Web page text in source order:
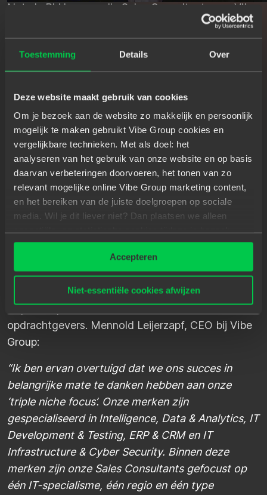
Toestemming Details Over
Deze website maakt gebruik van cookies
Om je bezoek aan de website zo makkelijk en persoonlijk
mogelijk te maken gebruikt Vibe Group cookies en
vergelijkbare technieken. Met als doel: het
analyseren van het gebruik van onze website en op basis
daarvan verbeteringen doorvoeren, het tonen van zo
relevant mogelijke online Vibe Group marketing content,
en het bereiken van de juiste doelgroepen op sociale
media. Wil je dit liever niet? Dan plaatsen we alleen
essentiële- en statistische cookies tijdens je bezoek.
Meer weten? Klik hierboven op 'Details' of lees onze
Accepteren
Niet-essentiële cookies afwijzen
Net als Phi kennen alle Sales Consultants van Vibe
Group hun opdrachtgevers door en door. Alleen zo
wordt de perfecte kandidaat gevonden.
werknemer voor hen ben. Daarnaast vind ik
persoonlijk contact belangrijk. Dankzij de goede
communicatie en feedback begrepen we elkaar
gedurende het proces steeds beter. Dit heeft
bijgedragen aan het succes van de match.” , legt
Phi uit.​
CHE FO
Door onze triple niche focus kunnen we perfect
inspelen op de behoeftes van onze
opdrachtgevers. Mennold Leijerzapf, CEO bij Vibe
Group:
“Ik ben ervan overtuigd dat we ons succes in
belangrijke mate te danken hebben aan onze
‘triple niche focus’. Onze merken zijn
gespecialiseerd in Intelligence, Data & Analytics, IT
Development & Testing, ERP & CRM en IT
Infrastructure & Cyber Security. Binnen deze
merken zijn onze Sales Consultants gefocust op
één IT-specialisme, één regio en één type